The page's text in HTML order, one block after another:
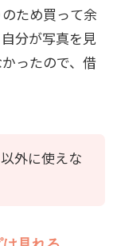
ため買って余
分が写真を見
ったので、借
外に使えな